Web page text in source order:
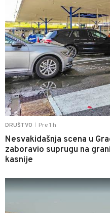
DRUŠTVO Pre 1 h
Nesvakidašnja scena u
zaboravio suprugu na
kasnije